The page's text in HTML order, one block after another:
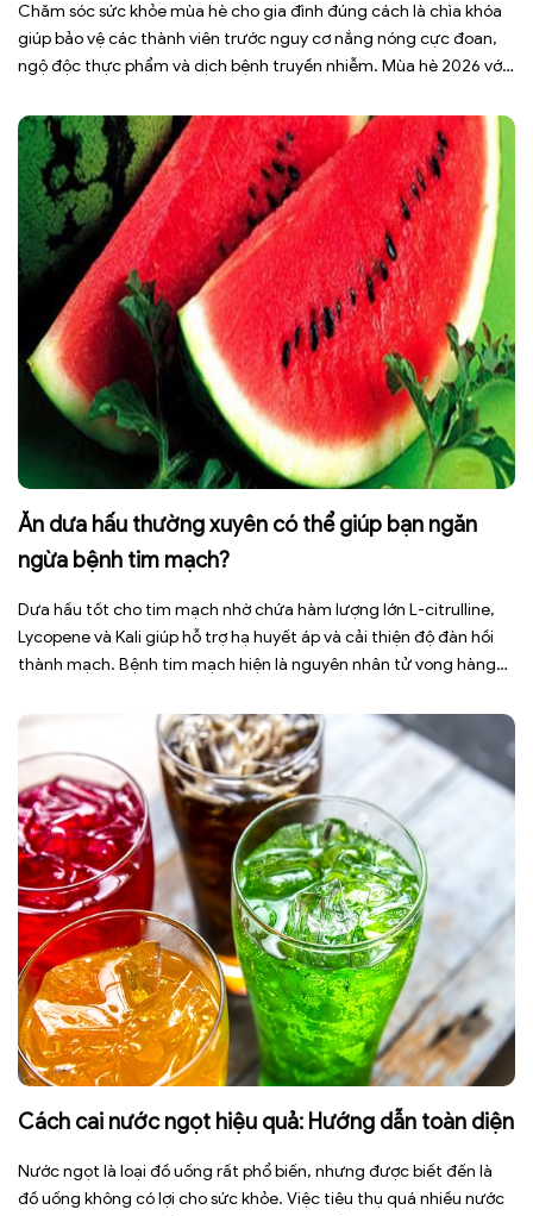
Chăm sóc sức khỏe mùa hè cho gia đình đúng cách là chìa khóa
giúp bảo vệ các thành viên trước nguy cơ nắng nóng cực đoan,
ngộ độc thực phẩm và dịch bệnh truyền nhiễm. Mùa hè 2026 với
sức […]
Ăn dưa hấu thường xuyên có thể giúp bạn ngăn
ngừa bệnh tim mạch?
Dưa hấu tốt cho tim mạch nhờ chứa hàm lượng lớn L-citrulline,
Lycopene và Kali giúp hỗ trợ hạ huyết áp và cải thiện độ đàn hồi
thành mạch. Bệnh tim mạch hiện là nguyên nhân tử vong hàng
ngày có thể […]
Cách cai nước ngọt hiệu quả: Hướng dẫn toàn diện
Nước ngọt là loại đồ uống rất phổ biến, nhưng được biết đến là
đồ uống không có lợi cho sức khỏe. Việc tiêu thụ quá nhiều nước